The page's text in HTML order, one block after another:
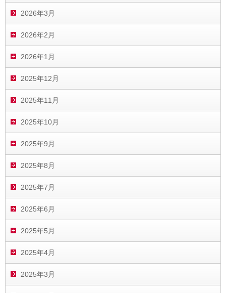
2026年3月
2026年2月
2026年1月
2025年12月
2025年11月
2025年10月
2025年9月
2025年8月
2025年7月
2025年6月
2025年5月
2025年4月
2025年3月